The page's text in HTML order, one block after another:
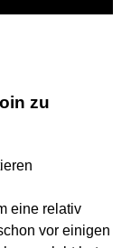
zu
eine relativ
vor einigen